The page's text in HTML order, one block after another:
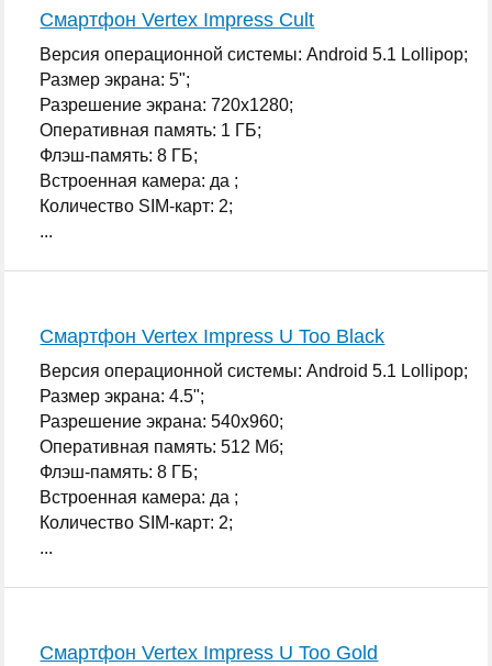
Смартфон Vertex Impress Cult
Версия операционной системы: Android 5.1 Lollipop;
Размер экрана: 5";
Разрешение экрана: 720x1280;
Оперативная память: 1 ГБ;
Флэш-память: 8 ГБ;
Встроенная камера: да ;
Количество SIM-карт: 2;
...
Смартфон Vertex Impress U Too Black
Версия операционной системы: Android 5.1 Lollipop;
Размер экрана: 4.5";
Разрешение экрана: 540x960;
Оперативная память: 512 Мб;
Флэш-память: 8 ГБ;
Встроенная камера: да ;
Количество SIM-карт: 2;
...
Смартфон Vertex Impress U Too Gold